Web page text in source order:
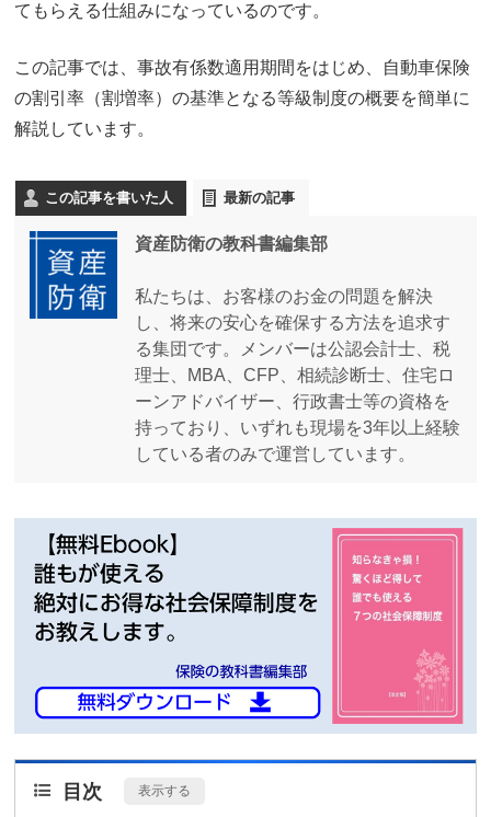
てもらえる仕組みになっているのです。
この記事では、事故有係数適用期間をはじめ、自動車保険
の割引率（割増率）の基準となる等級制度の概要を簡単に
解説しています。
この記事を書いた人 最新の記事
資産防衛の教科書編集部
私たちは、お客様のお金の問題を解決
し、将来の安心を確保する方法を追求す
る集団です。メンバーは公認会計士、税
理士、MBA、CFP、相続診断士、住宅ロ
ーンアドバイザー、行政書士等の資格を
持っており、いずれも現場を3年以上経験
している者のみで運営しています。
目次 表示する